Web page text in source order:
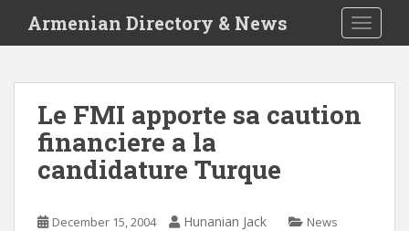
i
Armenian Directory & News
Le FMI apporte sa caution
financiere a la
candidature Turque
December 15, 2004 Hunanian Jack News